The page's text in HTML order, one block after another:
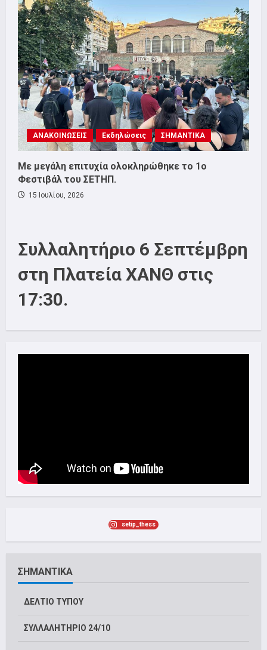
ΑΝΑΚΟΙΝΩΣΕΙΣ Εκδηλώσεις ΣΗΜΑΝΤΙΚΑ
Με μεγάλη επιτυχία ολοκληρώθηκε το 1ο
Φεστιβάλ του ΣΕΤΗΠ.
15 Ιουλίου, 2026
Συλλαλητήριο 6 Σεπτέμβρη
στη Πλατεία ΧΑΝΘ στις
17:30.
setip_thess
ΣΗΜΑΝΤΙΚΑ
ΔΕΛΤΙΟ ΤΥΠΟΥ
ΣΥΛΛΑΛΗΤΗΡΙΟ 24/10